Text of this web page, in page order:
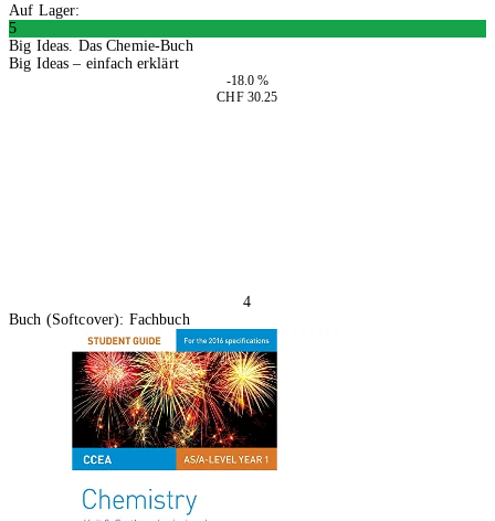
Auf Lager:
5
Big Ideas. Das Chemie-Buch
Big Ideas – einfach erklärt
-18.0 %
CHF 30.25
4
Buch (Softcover): Fachbuch